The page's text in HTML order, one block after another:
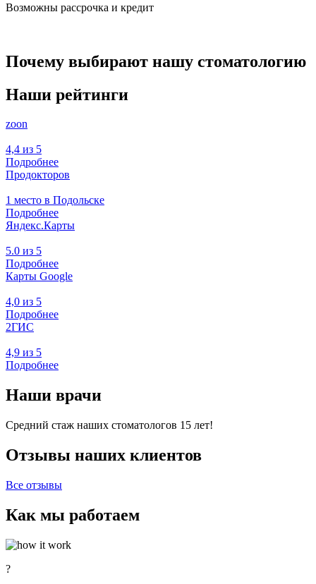
Возможны рассрочка и кредит
Почему выбирают нашу стоматологию
Наши рейтинги
zoon
4,4 из 5
Подробнее
Продокторов
1 место в Подольске
Подробнее
Яндекс.Карты
5.0 из 5
Подробнее
Карты Google
4,0 из 5
Подробнее
2ГИС
4,9 из 5
Подробнее
Наши врачи
Средний стаж наших стоматологов 15 лет!
Отзывы наших клиентов
Все отзывы
Как мы работаем
?